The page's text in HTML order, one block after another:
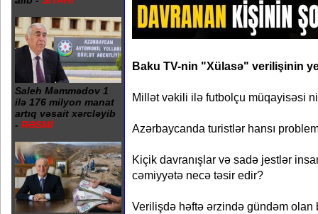
Saleh Məmmədov 1
ilə 176 milyon manat
artıq vəsait xərcləyib
- RƏSMİ
Baku TV-nin "Xülasə" verilişinin
Millət vəkili ilə futbolçu müqayisəsi
Azərbaycanda turistlər hansı
Kiçik davranışlar və sadə jestlər
cəmiyyətə necə təsir edir?
Verilişdə həftə ərzində gündəm olan